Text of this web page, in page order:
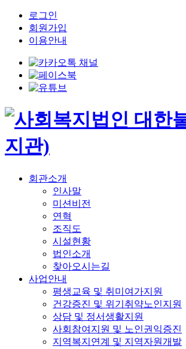
로그인
회원가입
이용안내
회관소개
인사말
미션비전
연혁
조직도
시설현황
법인소개
찾아오시는길
사업안내
평생교육 및 취미여가지원
건강증진 및 위기취약노인지원
상담 및 정서생활지원
사회참여지원 및 노인권익증진
지역복지연계 및 지역자원개발